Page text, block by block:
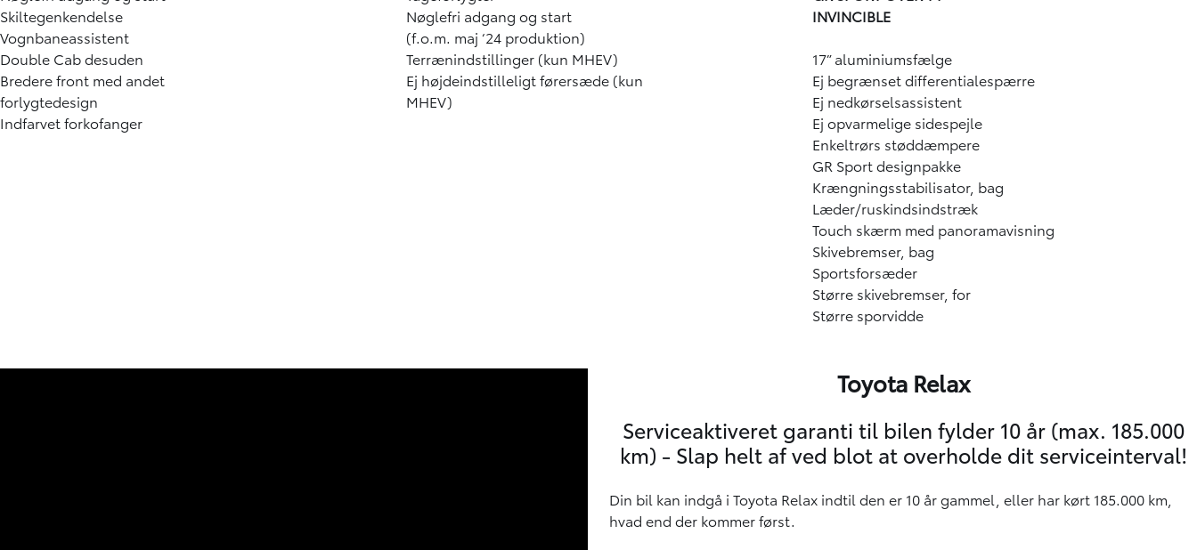
Skiltegenkendelse
Vognbaneassistent
Double Cab desuden
Bredere front med andet
forlygtedesign
Indfarvet forkofanger
Nøglefri adgang og start
(f.o.m. maj ‘24 produktion)
Terrænindstillinger (kun MHEV)
Ej højdeindstilleligt førersæde (kun
MHEV)
INVINCIBLE
17” aluminiumsfælge
Ej begrænset differentialespærre
Ej nedkørselsassistent
Ej opvarmelige sidespejle
Enkeltrørs støddæmpere
GR Sport designpakke
Krængningsstabilisator, bag
Læder/ruskindsindstræk
Touch skærm med panoramavisning
Skivebremser, bag
Sportsforsæder
Større skivebremser, for
Større sporvidde
Toyota Relax
Serviceaktiveret garanti til bilen fylder 10 år (max. 185.000
km) - Slap helt af ved blot at overholde dit serviceinterval!
Din bil kan indgå i Toyota Relax indtil den er 10 år gammel, eller har kørt 185.000 km,
hvad end der kommer først.